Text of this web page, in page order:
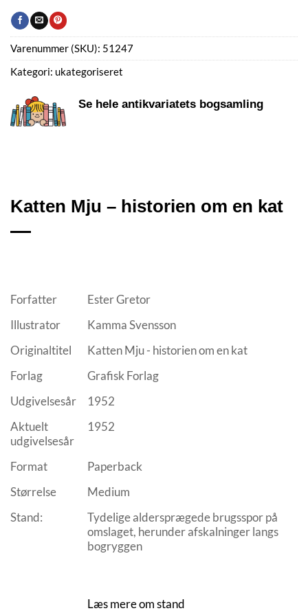
Varenummer (SKU): 51247
Kategori: ukategoriseret
Se hele antikvariatets bogsamling
Katten Mju – historien om en kat
Forfatter
Ester Gretor
Illustrator
Kamma Svensson
Originaltitel
Katten Mju - historien om en kat
Forlag
Grafisk Forlag
Udgivelsesår
1952
Aktuelt
udgivelsesår
1952
Format
Paperback
Størrelse
Medium
Stand:
Tydelige aldersprægede brugsspor på
omslaget, herunder afskalninger langs
bogryggen
Læs mere om stand